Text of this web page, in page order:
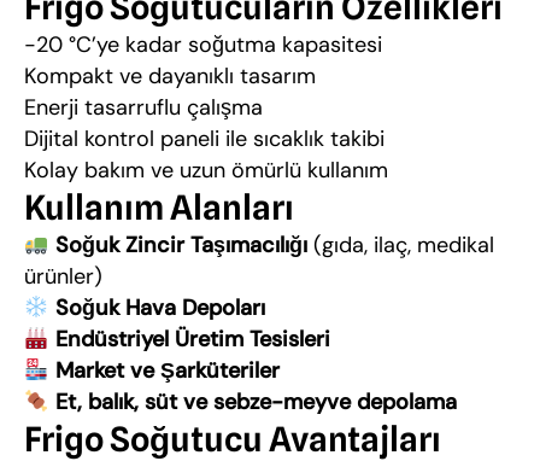
-20 °C’ye kadar soğutma kapasitesi
Kompakt ve dayanıklı tasarım
Enerji tasarruflu çalışma
Dijital kontrol paneli ile sıcaklık takibi
Kolay bakım ve uzun ömürlü kullanım
Kullanım Alanları
Soğuk Zincir Taşımacılığı(gıda, ilaç, medikal
ürünler)
Soğuk Hava Depoları
Endüstriyel Üretim Tesisleri
Market ve Şarküteriler
Et, balık, süt ve sebze-meyve depolama
Frigo Soğutucu Avantajları